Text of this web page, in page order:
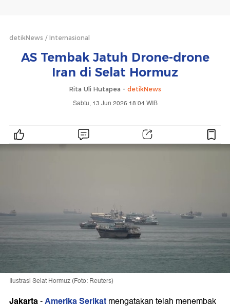
detikNews Internasional
AS Tembak Jatuh Drone-drone
Iran di Selat Hormuz
Rita Uli Hutapea - detikNews
Sabtu, 13 Jun 2026 18:04 WIB
Ilustrasi Selat Hormuz (Foto: Reuters)
Jakarta-Amerika Serikatmengatakan telah menembak